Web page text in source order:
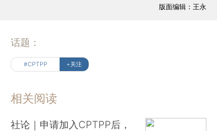
版面编辑：王永
话题：
#CPTPP +关注
相关阅读
社论｜申请加入CPTPP后，